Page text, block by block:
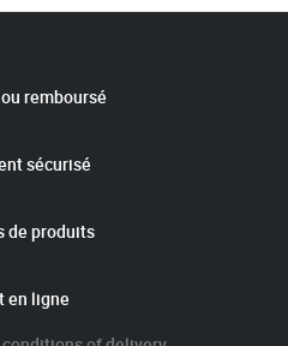
remboursé
sécurisé
de produits
en ligne